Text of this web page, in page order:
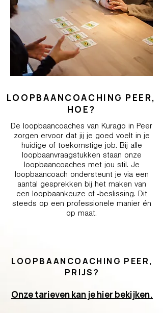
LOOPBAANCOACHING PEER,
HOE?
De loopbaancoaches van Kurago in Peer
zorgen ervoor dat jij je goed voelt in je
huidige of toekomstige job. Bij alle
loopbaanvraagstukken staan onze
loopbaancoaches met jou stil. Je
loopbaancoach ondersteunt je via een
aantal gesprekken bij het maken van
een loopbaankeuze of -beslissing. Dit
steeds op een professionele manier én
op maat.
LOOPBAANCOACHING PEER,
PRIJS?
Onze tarieven kan je hier bekijken.